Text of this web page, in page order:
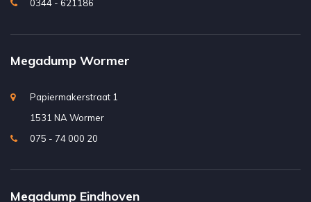
0344 - 621186
Megadump Wormer
Papiermakerstraat 1
1531 NA Wormer
075 - 74 000 20
Megadump Eindhoven